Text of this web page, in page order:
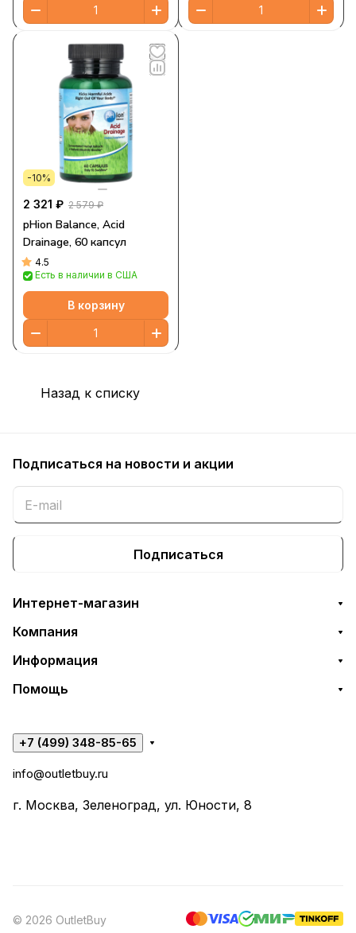
-10%
2 321 ₽ 2 579 ₽
pHion Balance, Acid
Drainage, 60 капсул
4.5
Есть в наличии в США
В корзину
Назад к списку
Подписаться на новости и акции
Подписаться
Интернет-магазин
Компания
Информация
Помощь
+7 (499) 348-85-65
info@outletbuy.ru
г. Москва, Зеленоград, ул. Юности, 8
© 2026 OutletBuy